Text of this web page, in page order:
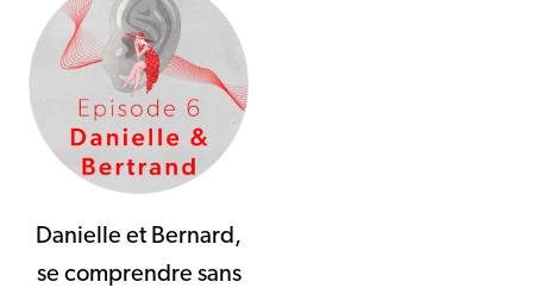
Danielle et Bernard,
se comprendre sans